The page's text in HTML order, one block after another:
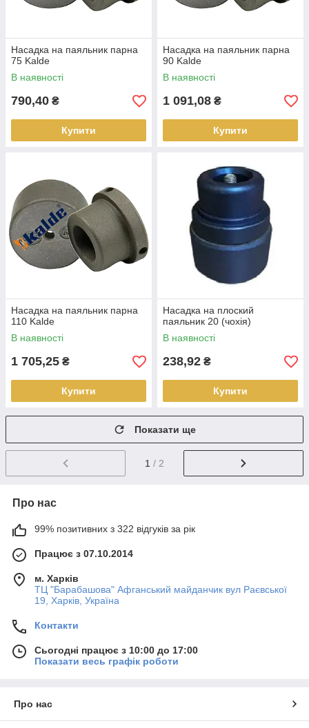
Насадка на паяльник парна
75 Kalde
В наявності
790,40 ₴
Купити
Насадка на паяльник парна
90 Kalde
В наявності
1 091,08 ₴
Купити
Насадка на паяльник парна
110 Kalde
В наявності
1 705,25 ₴
Купити
Насадка на плоский
паяльник 20 (чохія)
В наявності
238,92 ₴
Купити
Показати ще
1 / 2
Про нас
99% позитивних з 322 відгуків за рік
Працює з 07.10.2014
м. Харків
ТЦ "Барабашова" Афганський майданчик вул Раєвської
19, Харків, Україна
Контакти
Сьогодні працює з 10:00 до 17:00
Показати весь графік роботи
Про нас